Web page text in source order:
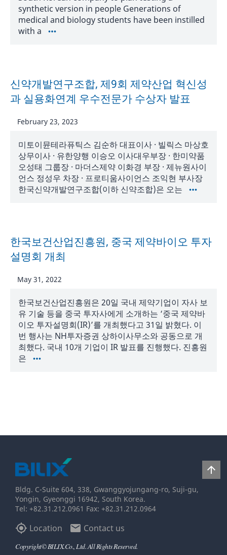
synthetic version in people Generations of
medical and biology students have been instilled
with a
신약개발연구조합, 제9회 제약산업 혁신성
과 실용화연계 우수전문가 수상자 발표
February 23, 2023
미토이뮨테라퓨틱스 김순하 대표이사 · 빌릭스 마상호
상무이사 · 유한양행 이승오 이사대우부장 · 한미약품
오성태 그룹장 · 마더스제약 이화경 부장 · 제뉴원사이
언스 정성우 차장 · 프로티움사이언스 조익현 부사장
한국신약개발연구조합(이하 신약조합)은 오는
한국보건산업진흥원, 중국 제약바이오 투자
설명회 개최
May 31, 2022
한국보건산업진흥원은 20일 국내 제약기업이 자사 보
유 기술 등을 중국 투자사에게 소개하는 ‘중국 제약바
이오 투자설명회(IR)’를 개최했다고 31일 밝혔다. 이
번 행사는 NH투자증권 상하이사무소와 공동으로 개
최했다. 국내 10개 기업이 IR 발표를 진행했다. 진흥원
은
arrow_upward
Bldg. C-Suite 604, 338, Gwanggyojungang-ro, Suji-gu,
Yongin, Gyeonggi 16942, South Korea.
Tel: +82.31.212.0961 Fax: +82.31.212.0964
my_location Location email Contact us
Copyright© BILIX.Co., Ltd. All Rights Reserved.